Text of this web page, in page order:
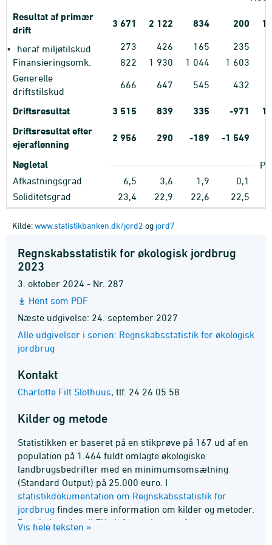
Resultat af primær
drift
3 671 2 122 834 200 1
• heraf miljøtilskud 273 426 165
235
Finansieringsomk.
822 1 930 1 044 1 603
Generelle
driftstilskud
666 647 545 432
Driftsresultat 3 515 839 335 -971 1
Driftsresultat efter
ejeraflønning
2 956 290 -189 -1 549
Nøgletal
Afkastningsgrad
6,5 3,6 1,9
0,1
Soliditetsgrad
23,4 22,9 22,6 22,5
Kilde:www.statistikbanken.dk/jord2 og jord7
Regnskabsstatistik for økologisk jordbrug
2023
3. oktober 2024 - Nr. 287
Hent som PDF
Næste udgivelse: 24. september 2027
Alle udgivelser i serien: Regnskabsstatistik for økologisk
jordbrug
Kontakt
Charlotte Filt Slothuus, tlf. 24 26 05 58
Kilder og metode
Statistikken er baseret på en stikprøve på 167 ud af en
population på 1.464 fuldt omlagte økologiske
landbrugsbedrifter med en minimumsomsætning
(Standard Output) på 25.000 euro. I
statistikdokumentation om Regnskabsstatistik for
jordbrug findes mere information om kilder og metoder.
Data indsendes til EUs informationsnet for
Vis hele teksten »